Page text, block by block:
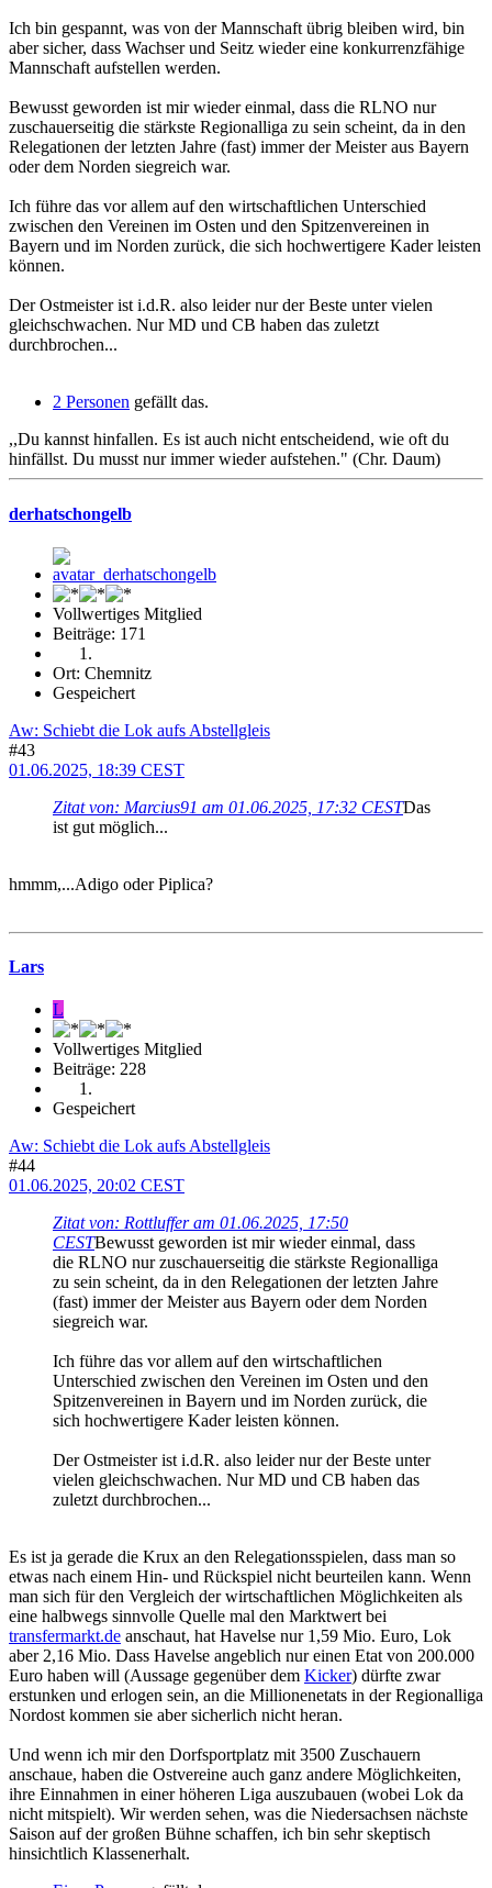
Ich bin gespannt, was von der Mannschaft übrig bleiben wird, bin
aber sicher, dass Wachser und Seitz wieder eine konkurrenzfähige
Mannschaft aufstellen werden.
Bewusst geworden ist mir wieder einmal, dass die RLNO nur
zuschauerseitig die stärkste Regionalliga zu sein scheint, da in den
Relegationen der letzten Jahre (fast) immer der Meister aus Bayern
oder dem Norden siegreich war.
Ich führe das vor allem auf den wirtschaftlichen Unterschied
zwischen den Vereinen im Osten und den Spitzenvereinen in
Bayern und im Norden zurück, die sich hochwertigere Kader leisten
können.
Der Ostmeister ist i.d.R. also leider nur der Beste unter vielen
gleichschwachen. Nur MD und CB haben das zuletzt
durchbrochen...
2 Personen gefällt das.
,,Du kannst hinfallen. Es ist auch nicht entscheidend, wie oft du
hinfällst. Du musst nur immer wieder aufstehen." (Chr. Daum)
derhatschongelb
Vollwertiges Mitglied
Beiträge: 171
Ort: Chemnitz
Gespeichert
Aw: Schiebt die Lok aufs Abstellgleis
#43
01.06.2025, 18:39 CEST
Zitat von: Marcius91 am 01.06.2025, 17:32 CESTDas
ist gut möglich...
hmmm,...Adigo oder Piplica?
Lars
L
Vollwertiges Mitglied
Beiträge: 228
Gespeichert
Aw: Schiebt die Lok aufs Abstellgleis
#44
01.06.2025, 20:02 CEST
Zitat von: Rottluffer am 01.06.2025, 17:50
CESTBewusst geworden ist mir wieder einmal, dass
die RLNO nur zuschauerseitig die stärkste Regionalliga
zu sein scheint, da in den Relegationen der letzten Jahre
(fast) immer der Meister aus Bayern oder dem Norden
siegreich war.
Ich führe das vor allem auf den wirtschaftlichen
Unterschied zwischen den Vereinen im Osten und den
Spitzenvereinen in Bayern und im Norden zurück, die
sich hochwertigere Kader leisten können.
Der Ostmeister ist i.d.R. also leider nur der Beste unter
vielen gleichschwachen. Nur MD und CB haben das
zuletzt durchbrochen...
Es ist ja gerade die Krux an den Relegationsspielen, dass man so
etwas nach einem Hin- und Rückspiel nicht beurteilen kann. Wenn
man sich für den Vergleich der wirtschaftlichen Möglichkeiten als
eine halbwegs sinnvolle Quelle mal den Marktwert bei
transfermarkt.de anschaut, hat Havelse nur 1,59 Mio. Euro, Lok
aber 2,16 Mio. Dass Havelse angeblich nur einen Etat von 200.000
Euro haben will (Aussage gegenüber dem Kicker) dürfte zwar
erstunken und erlogen sein, an die Millionenetats in der Regionalliga
Nordost kommen sie aber sicherlich nicht heran.
Und wenn ich mir den Dorfsportplatz mit 3500 Zuschauern
anschaue, haben die Ostvereine auch ganz andere Möglichkeiten,
ihre Einnahmen in einer höheren Liga auszubauen (wobei Lok da
nicht mitspielt). Wir werden sehen, was die Niedersachsen nächste
Saison auf der großen Bühne schaffen, ich bin sehr skeptisch
hinsichtlich Klassenerhalt.